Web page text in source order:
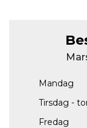
Mandag
Tirsdag -
Fredag